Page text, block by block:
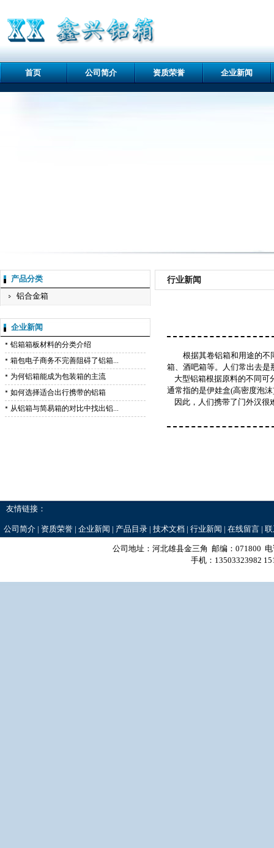
首页 公司简介 资质荣誉 企业新闻
产品分类
铝合金箱
企业新闻
铝箱箱板材料的分类介绍
箱包电子商务不完善阻碍了铝箱...
为何铝箱能成为包装箱的主流
如何选择适合出行携带的铝箱
从铝箱与简易箱的对比中找出铝...
行业新闻
根据其卷铝箱和用途的不
箱、酒吧箱等。人们常出去是
大型铝箱根据原料的不同可
通常指的是伊娃盒(高密度泡
因此，人们携带了门外汉很
友情链接：
公司简介 | 资质荣誉 | 企业新闻 | 产品目录 | 技术文档 | 行业新闻 | 在线留言 |
公司地址：河北雄县金三角 邮编：071800
手机：13503323982